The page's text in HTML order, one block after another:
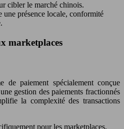
cibler le marché chinois.
une présence locale, conformité
marketplaces
de paiement spécialement conçue
gestion des paiements fractionnés
la complexité des transactions
pour les marketplaces,